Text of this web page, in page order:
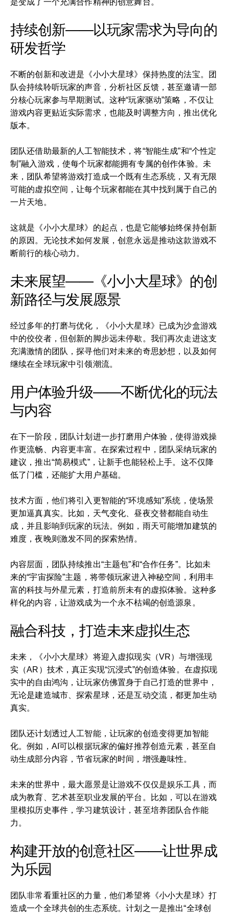
是变成了一个充满合作精神的创意舞台。
持续创新——以玩家需求为导向的
研发哲学
不断的创新和改进是《小小大星球》保持热度的法宝。团
队会持续聆听玩家的声音，分析社区反馈，甚至邀请一部
分核心玩家参与早期测试。这种“玩家驱动”策略，不仅让
游戏内容更贴近实际需求，也能及时调整方向，推出优化
版本。
团队还借助最新的人工智能技术，将“智能生成”和“个性定
制”融入游戏，使每个玩家都能拥有专属的创作体验。未
来，团队希望将游戏打造成一个既有生态系统，又有无限
可能的虚拟空间，让每个玩家都能在其中找到属于自己的
一片天地。
这就是《小小大星球》的起点，也是它能够始终保持创新
的原因。无论技术如何发展，创意永远是推动这款游戏不
断前行的核心动力。
未来展望——《小小大星球》的创
新路径与发展愿景
经过多年的打磨与优化，《小小大星球》已成为沙盒游戏
中的佼佼者，但创新的脚步远未停歇。我们再次走进这支
充满激情的团队，探寻他们对未来的奇思妙想，以及如何
继续在全球玩家中引领潮流。
用户体验升级——不断优化的玩法
与内容
在下一阶段，团队计划进一步打磨用户体验，使得游戏操
作更流畅、内容更丰富。在探索过程中，团队采纳玩家的
建议，推出“简易模式”，让新手也能轻松上手。这不仅降
低了门槛，还能扩大用户基础。
技术方面，他们将引入更智能的“环境感知”系统，使场景
更加逼真真实。比如，天气变化、昼夜交替都能自动生
成，并且影响到玩家的玩法。例如，雨天可能增加建筑的
难度，夜晚则激发不同的探索热情。
内容层面，团队持续推出“主题包”和“合作任务”。比如未
来的“宇宙探险”主题，将带领玩家进入神秘空间，利用丰
富的科技与外星元素，打造前所未有的虚拟体验。这种多
样化的内容，让游戏成为一个永不枯竭的创造源泉。
融合科技，打造未来虚拟生态
未来，《小小大星球》将迎入虚拟现实（VR）与增强现
实（AR）技术，真正实现“沉浸式”的创造体验。在虚拟现
实中的自由鸿沟，让玩家仿佛置身于自己打造的世界中，
无论是建造城市、探索星球，还是互动交流，都更加生动
真实。
团队还计划透过人工智能，让玩家的创造变得更加智能
化。例如，AI可以根据玩家的偏好推荐创造元素，甚至自
动生成部分内容，节省玩家的时间，增强趣味性。
未来的世界中，最大愿景是让游戏不仅仅是娱乐工具，而
成为教育、艺术甚至职业发展的平台。比如，可以在游戏
里模拟历史事件，学习建筑设计，甚至培养团队合作能
力。
构建开放的创意社区——让世界成
为乐园
团队非常看重社区的力量，他们希望将《小小大星球》打
造成一个全球共创的生态系统。计划之一是推出“全球创